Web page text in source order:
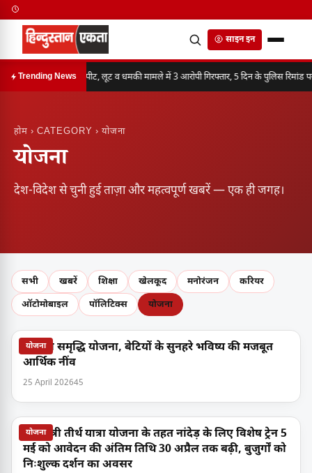
साइन इन
Trending Newsमारपीट, लूट व धमकी मामले में 3 आरोपी गिरफ्तार, 5 दिन के पुलिस रिमांड
होम › CATEGORY › योजना
योजना
देश-विदेश से चुनी हुई ताज़ा और महत्वपूर्ण खबरें — एक ही जगह।
सभी खबरें शिक्षा खेलकूद मनोरंजन
करियर
ऑटोमोबाइल
पॉलिटिक्स योजना
योजना
सुकन्या समृद्धि योजना, बेटियों के सुनहरे भविष्य की मजबूत
आर्थिक नींव
25 April 202645
योजना
मुख्यमंत्री तीर्थ यात्रा योजना के तहत नांदेड़ के लिए विशेष ट्रेन 5
मई को आवेदन की अंतिम तिथि 30 अप्रैल तक बढ़ी, बुजुर्गों को
निःशुल्क दर्शन का अवसर